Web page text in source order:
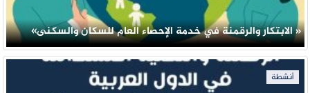
« الابتكار والرقمنة في خدمة الإحصاء العام للسكان والسكنى»
أنشطة